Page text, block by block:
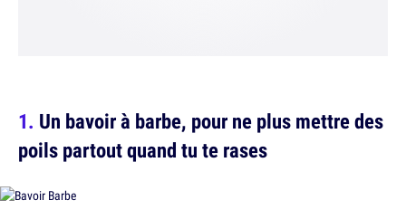
Un bavoir à barbe, pour ne plus mettre des
poils partout quand tu te rases